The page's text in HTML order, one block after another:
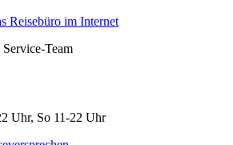
Team
Uhr, So 11-22 Uhr